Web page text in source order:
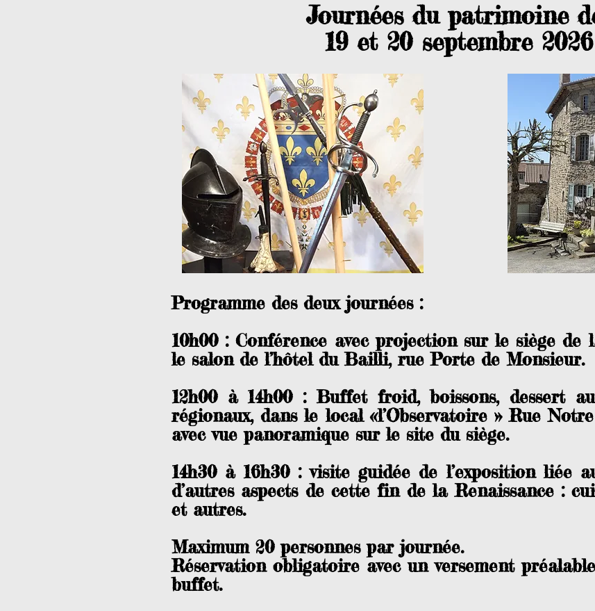
Journées du patrimoine
19 et 20 septembre 2026
Programme des deux journées :
10h00 : Conférence avec projection sur le siège de
le salon de l’hôtel du Bailli, rue Porte de Monsieur.
12h00 à 14h00 : Buffet froid, boissons, dessert
régionaux, dans le local «l’Observatoire » Rue
avec vue panoramique sur le site du siège.
14h30 à 16h30 : visite guidée de l’exposition liée
d’autres aspects de cette fin de la Renaissance :
et autres.
Maximum 20 personnes par journée.
Réservation obligatoire avec un versement
buffet.